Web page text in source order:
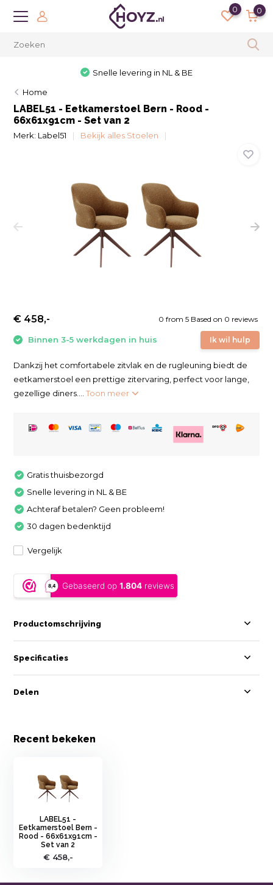
0 0
Snelle levering in NL & BE
Home
LABEL51 - Eetkamerstoel Bern - Rood -
66x61x91cm - Set van 2
Merk: Label51 Bekijk alles Stoelen
0 from 5 Based on 0 reviews
Ik wil hulp
€ 458,-
Binnen 3-5 werkdagen in huis
Dankzij het comfortabele zitvlak en de rugleuning biedt de
eetkamerstoel een prettige zitervaring, perfect voor lange,
gezellige diners....Toon meer
Gratis thuisbezorgd
Snelle levering in NL & BE
Achteraf betalen? Geen probleem!
30 dagen bedenktijd
Vergelijk
Productomschrijving
Specificaties
Delen
Recent bekeken
LABEL51 -
Eetkamerstoel Bern -
Rood - 66x61x91cm -
Set van 2
€ 458,-